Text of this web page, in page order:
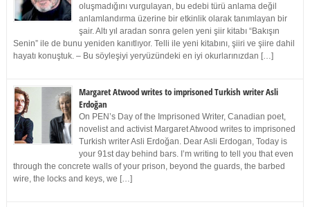
oluşmadığını vurgulayan, bu edebi türü anlama değil
anlamlandırma üzerine bir etkinlik olarak tanımlayan bir
şair. Altı yıl aradan sonra gelen yeni şiir kitabı “Bakışın
Senin” ile de bunu yeniden kanıtlıyor. Telli ile yeni kitabını, şiiri ve şiire dahil
hayatı konuştuk. – Bu söyleşiyi yeryüzündeki en iyi okurlarınızdan […]
Margaret Atwood writes to imprisoned Turkish writer Asli
Erdoğan
On PEN’s Day of the Imprisoned Writer, Canadian poet,
novelist and activist Margaret Atwood writes to imprisoned
Turkish writer Asli Erdoğan. Dear Asli Erdogan, Today is
your 91st day behind bars. I’m writing to tell you that even
through the concrete walls of your prison, beyond the guards, the barbed
wire, the locks and keys, we […]